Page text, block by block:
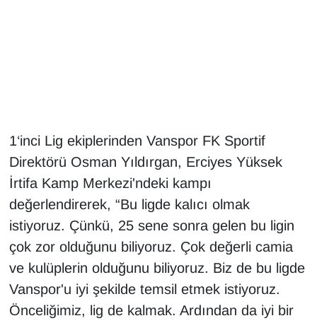
1‘inci Lig ekiplerinden Vanspor FK Sportif
Direktörü Osman Yıldırgan, Erciyes Yüksek
İrtifa Kamp Merkezi'ndeki kampı
değerlendirerek, “Bu ligde kalıcı olmak
istiyoruz. Çünkü, 25 sene sonra gelen bu ligin
çok zor olduğunu biliyoruz. Çok değerli camia
ve kulüplerin olduğunu biliyoruz. Biz de bu ligde
Vanspor'u iyi şekilde temsil etmek istiyoruz.
Önceliğimiz, lig de kalmak. Ardından da iyi bir
GENEL
Güncel
Gündem
Haber
HABERDE İNSAN